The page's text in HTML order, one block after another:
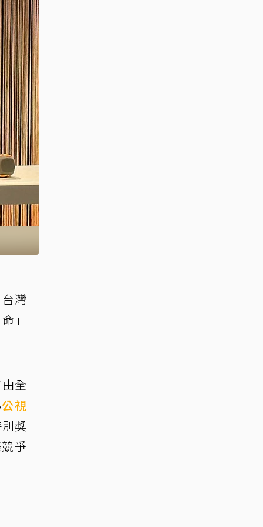
灣
」
全
公視
獎
爭